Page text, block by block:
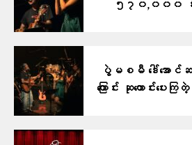
၅၇၀,၀၀၀ နီး
ပွဲမစမီ ဒေါ်အောင်
ကြောင်း ဆုတောင်းပေ